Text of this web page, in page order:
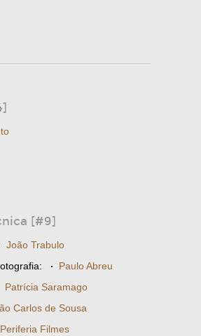
[#9]
João Trabulo
· Paulo Abreu
Patrícia Saramago
Carlos de Sousa
Periferia Filmes